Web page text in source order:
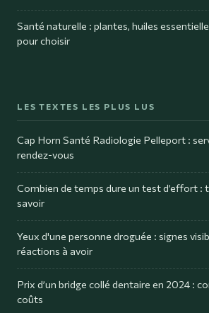
Santé naturelle : plantes, huiles
pour choisir
LES TEXTES LES PLUS LUS
Cap Horn Santé Radiologie Pelleport :
rendez-vous
Combien de temps dure un test d’effort :
savoir
Yeux d'une personne droguée : signes
réactions à avoir
Prix d’un bridge collé dentaire en 2024 :
coûts